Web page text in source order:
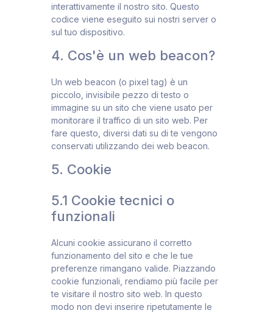
interattivamente il nostro sito. Questo
codice viene eseguito sui nostri server o
sul tuo dispositivo.
4. Cos'è un web beacon?
Un web beacon (o pixel tag) è un
piccolo, invisibile pezzo di testo o
immagine su un sito che viene usato per
monitorare il traffico di un sito web. Per
fare questo, diversi dati su di te vengono
conservati utilizzando dei web beacon.
5. Cookie
5.1 Cookie tecnici o
funzionali
Alcuni cookie assicurano il corretto
funzionamento del sito e che le tue
preferenze rimangano valide. Piazzando
cookie funzionali, rendiamo più facile per
te visitare il nostro sito web. In questo
modo non devi inserire ripetutamente le